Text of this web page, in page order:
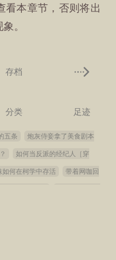
看本章节，否则将出
。
存档
分类 足迹
五条 炮灰侍妾拿了美食剧本
如何当反派的经纪人［穿
如何在柯学中存活 带着网咖回